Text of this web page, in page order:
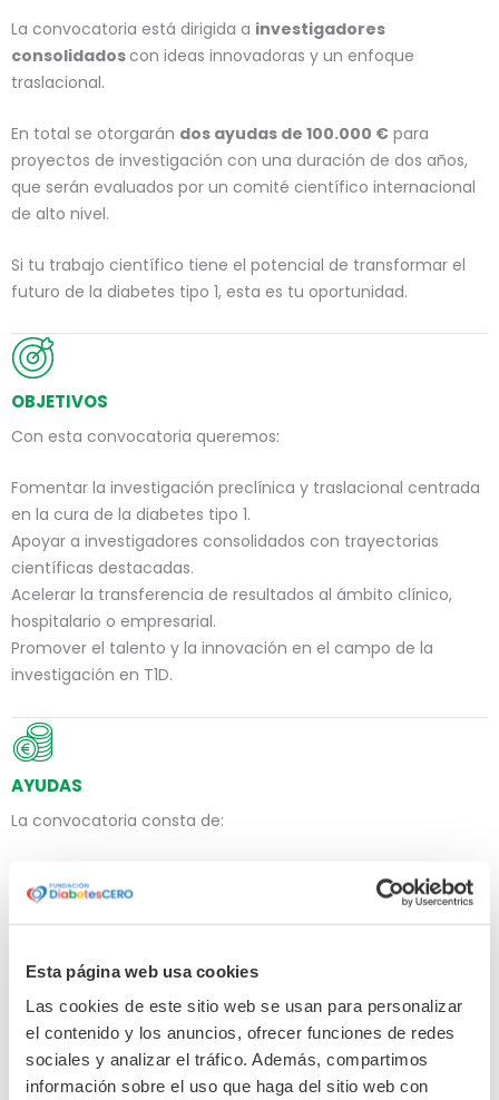
Esta página web usa cookies
Las cookies de este sitio web se usan para personalizar
el contenido y los anuncios, ofrecer funciones de redes
sociales y analizar el tráfico. Además, compartimos
información sobre el uso que haga del sitio web con
La convocatoria está dirigida a investigadores
consolidados con ideas innovadoras y un enfoque
traslacional.
En total se otorgarán dos ayudas de 100.000 € para
proyectos de investigación con una duración de dos años,
que serán evaluados por un comité científico internacional
de alto nivel.
Si tu trabajo científico tiene el potencial de transformar el
futuro de la diabetes tipo 1, esta es tu oportunidad.
OBJETIVOS
Con esta convocatoria queremos:
Fomentar la investigación preclínica y traslacional centrada
en la cura de la diabetes tipo 1.
Apoyar a investigadores consolidados con trayectorias
científicas destacadas.
Acelerar la transferencia de resultados al ámbito clínico,
hospitalario o empresarial.
Promover el talento y la innovación en el campo de la
investigación en T1D.
AYUDAS
La convocatoria consta de:
Dos ayudas de 100.000 € cada una (en dos fases de
50.000 €/año).
Duración del proyecto: 24 meses.
congresos.
¿A QUIÉN VA DIRIGIDA?